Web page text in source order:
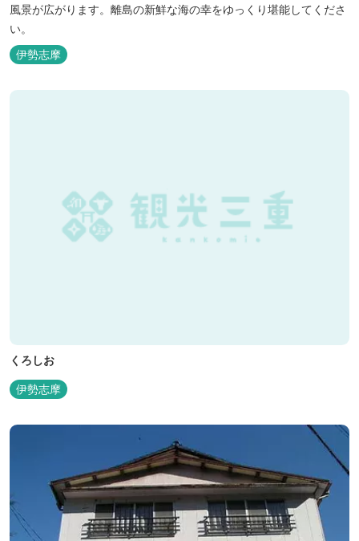
風景が広がります。離島の新鮮な海の幸をゆっくり堪能してくださ
い。
伊勢志摩
くろしお
伊勢志摩